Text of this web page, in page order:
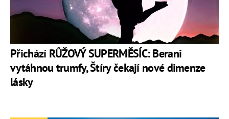
Přichází RŮŽOVÝ SUPERMĚSÍC: Berani
vytáhnou trumfy, Štíry čekají nové dimenze
lásky